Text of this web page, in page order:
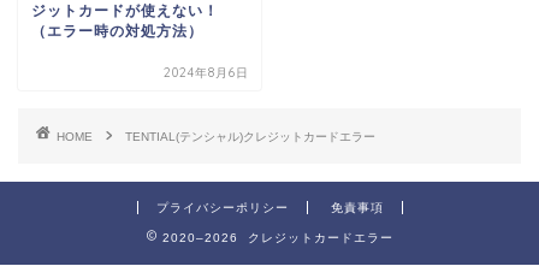
ジットカードが使えない！
（エラー時の対処方法）
2024年8月6日
HOME TENTIAL(テンシャル)クレジットカードエラー
プライバシーポリシー 免責事項
2020–2026 クレジットカードエラー